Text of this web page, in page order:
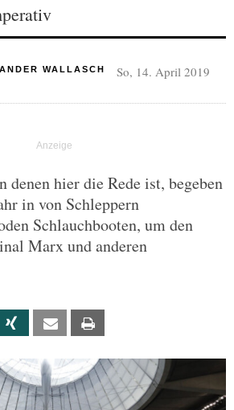
WALLASCH So, 14. April 2019
denen hier die Rede ist, begeben
in von Schleppern
Schlauchbooten, um den
Marx und anderen
Xing Email